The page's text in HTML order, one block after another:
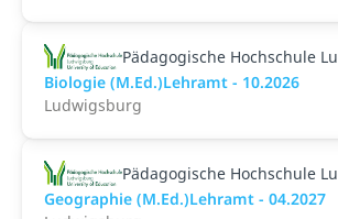
Pädagogische Hochschule
Biologie (M.Ed.)Lehramt - 10.2026
Ludwigsburg
Pädagogische Hochschule
Geographie (M.Ed.)Lehramt - 04.2027